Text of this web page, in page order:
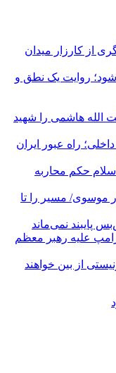
از کارزار میدان
روایت یک نطق و
الله هاشمی را شهید
راه عبور ایران
اسلام حکم محاربه
موسوی/ مسیر را تا
پایبند نمی‌ماند
علیه رهبر معظم
از بین خواهند